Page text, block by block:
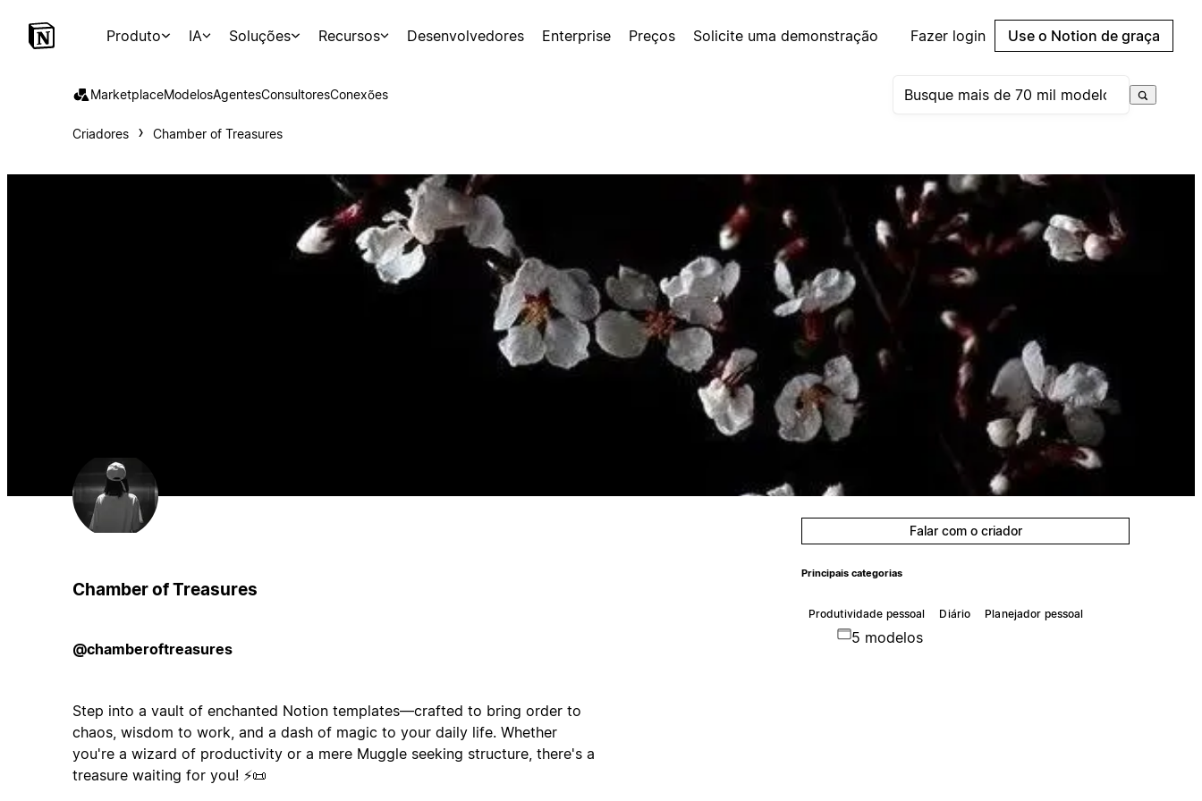
Produto IA Soluções Recursos Desenvolvedores Enterprise Preços Solicite uma demonstração Fazer login Use o Notion de graça
MarketplaceModelosAgentesConsultoresConexões
Criadores Chamber of Treasures
Chamber of Treasures
@chamberoftreasures
Step into a vault of enchanted Notion templates—crafted to bring order to
chaos, wisdom to work, and a dash of magic to your daily life. Whether
you're a wizard of productivity or a mere Muggle seeking structure, there's a
treasure waiting for you! ⚡📜
Falar com o criador
Principais categorias
Produtividade pessoal Diário Planejador pessoal
5 modelos